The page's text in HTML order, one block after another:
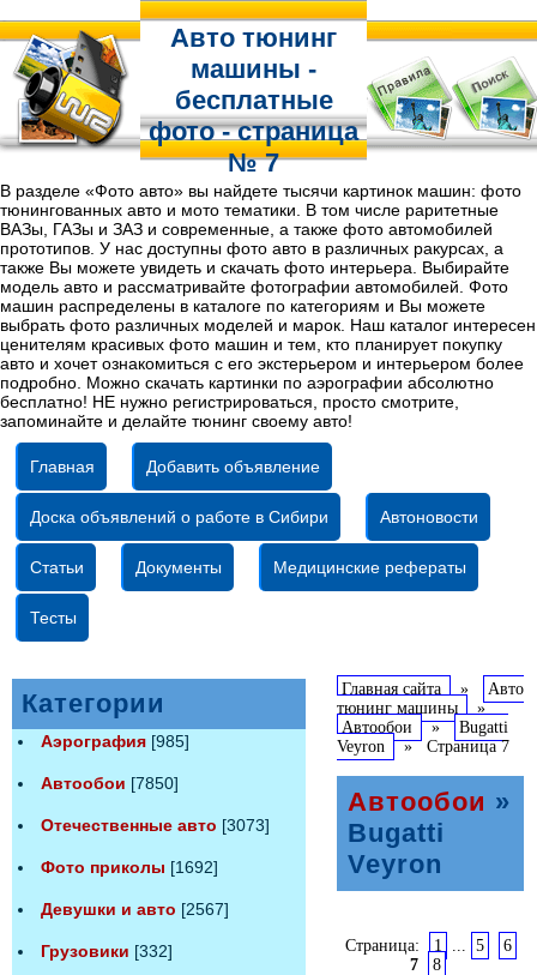
Авто тюнинг
машины -
бесплатные
фото - страница
№ 7
В разделе «Фото авто» вы найдете тысячи картинок машин: фото
тюнингованных авто и мото тематики. В том числе раритетные
ВАЗы, ГАЗы и ЗАЗ и современные, а также фото автомобилей
прототипов. У нас доступны фото авто в различных ракурсах, а
также Вы можете увидеть и скачать фото интерьера. Выбирайте
модель авто и рассматривайте фотографии автомобилей. Фото
машин распределены в каталоге по категориям и Вы можете
выбрать фото различных моделей и марок. Наш каталог интересен
ценителям красивых фото машин и тем, кто планирует покупку
авто и хочет ознакомиться с его экстерьером и интерьером более
подробно. Можно скачать картинки по аэрографии абсолютно
бесплатно! НЕ нужно регистрироваться, просто смотрите,
запоминайте и делайте тюнинг своему авто!
Главная Добавить объявление
Доска объявлений о работе в Сибири Автоновости
Статьи Документы Медицинские рефераты
Тесты
Категории
Аэрография [985]
Автообои [7850]
Отечественные авто [3073]
Фото приколы [1692]
Девушки и авто [2567]
Грузовики [332]
Главная сайта »
Авто
тюнинг машины
»
Автообои » Bugatti
Veyron » Страница 7
Автообои »
Bugatti
Veyron
Страница: 1 ... 5
6
7
8